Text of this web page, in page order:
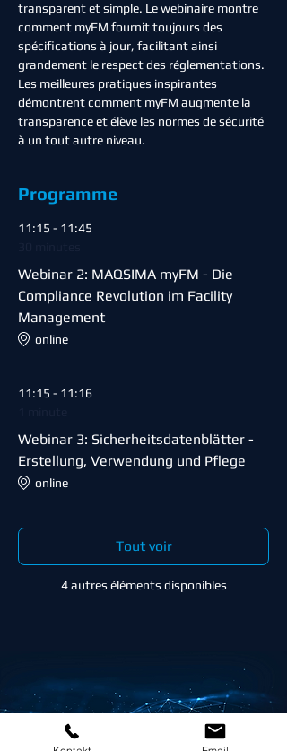
transparent et simple. Le webinaire montre
comment myFM fournit toujours des
spécifications à jour, facilitant ainsi
grandement le respect des réglementations.
Les meilleures pratiques inspirantes
démontrent comment myFM augmente la
transparence et élève les normes de sécurité
à un tout autre niveau.
Programme
11:15 - 11:45
Webinar 2: MAQSIMA myFM - Die
Compliance Revolution im Facility
Management
online
11:15 - 11:16
Webinar 3: Sicherheitsdatenblätter -
Erstellung, Verwendung und Pflege
online
4 autres éléments disponibles
Tout voir